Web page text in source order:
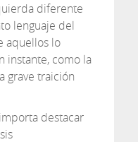
diferente
lenguaje del
aquellos lo
instante, como la
grave traición
destacar